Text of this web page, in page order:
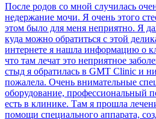
После родов со мной случилась
недержание мочи. Я очень этого
этом было для меня неприятно. Я
куда можно обратиться с этой
интернете я нашла информацию о
что там лечат это неприятное
стыд я обратилась в GMT Clinic и
пожалела. Очень внимательные
оборудование, профессиональный
есть в клинике. Там я прошла
помощи специального аппарата,